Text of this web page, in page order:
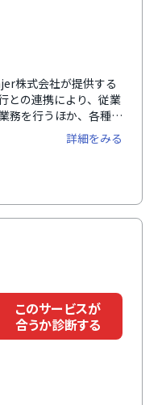
株式会社が提供する
との連携により、従業
務を行うほか、各種勤
ムとの連携により担当
の前払が可能になるこ
定着率向上にもつな
として多くの企業の
ディアにも多数取り上
詳細をみる
このサービスが
合うか診断する